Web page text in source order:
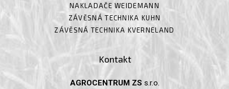
NAKLADAČE WEIDEMANN
ZÁVĚSNÁ TECHNIKA KUHN
ZÁVĚSNÁ TECHNIKA KVERNELAND
Kontakt
AGROCENTRUM ZS s.r.o.